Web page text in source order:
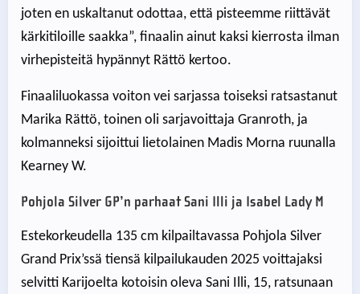
joten en uskaltanut odottaa, että pisteemme riittävät
kärkitiloille saakka”, finaalin ainut kaksi kierrosta ilman
virhepisteitä hypännyt Rättö kertoo.
Finaaliluokassa voiton vei sarjassa toiseksi ratsastanut
Marika Rättö, toinen oli sarjavoittaja Granroth, ja
kolmanneksi sijoittui lietolainen Madis Morna ruunalla
Kearney W.
Pohjola Silver GP’n parhaat Sani Illi ja Isabel Lady M
Estekorkeudella 135 cm kilpailtavassa Pohjola Silver
Grand Prix’ssä tiensä kilpailukauden 2025 voittajaksi
selvitti Karijoelta kotoisin oleva Sani Illi, 15, ratsunaan